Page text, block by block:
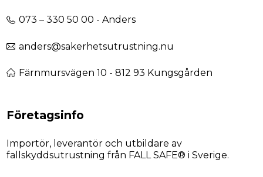
073 – 330 50 00 - Anders
anders@sakerhetsutrustning.nu
Färnmursvägen 10 - 812 93 Kungsgården
Företagsinfo
Importör, leverantör och utbildare av
fallskyddsutrustning från FALL SAFE® i Sverige.